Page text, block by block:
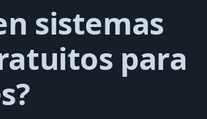
sistemas
para